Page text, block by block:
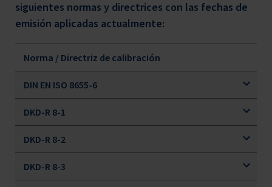
siguientes normas y directrices con las fechas de
emisión aplicadas actualmente:
Norma / Directriz de calibración
DIN EN ISO 8655-6
DKD-R 8-1
DKD-R 8-2
DKD-R 8-3